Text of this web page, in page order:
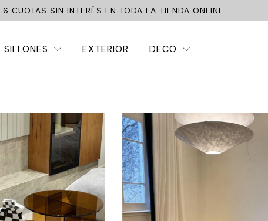
6 CUOTAS SIN INTERÉS EN TODA LA TIENDA ONLINE
SILLONES EXTERIOR DECO